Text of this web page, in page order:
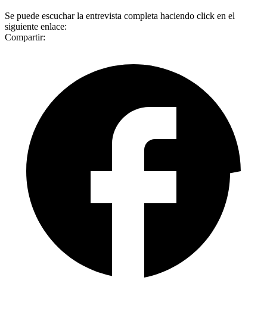
Se puede escuchar la entrevista completa haciendo click en el
siguiente enlace:
Compartir: